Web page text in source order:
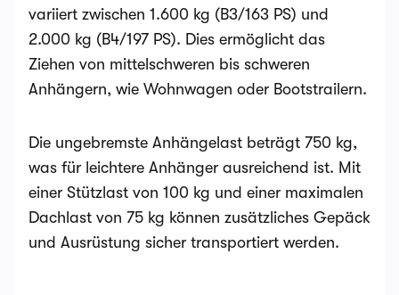
variiert zwischen 1.600 kg (B3/163 PS) und
2.000 kg (B4/197 PS). Dies ermöglicht das
Ziehen von mittelschweren bis schweren
Anhängern, wie Wohnwagen oder Bootstrailern.
Die ungebremste Anhängelast beträgt 750 kg,
was für leichtere Anhänger ausreichend ist. Mit
einer Stützlast von 100 kg und einer maximalen
Dachlast von 75 kg können zusätzliches Gepäck
und Ausrüstung sicher transportiert werden.